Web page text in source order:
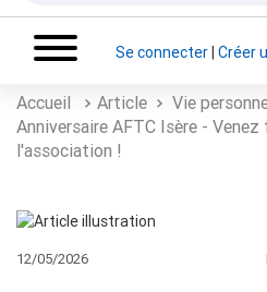
Se connecter| Créer
Accueil Article
Vie
Anniversaire AFTC Isère -
l'association !
12/05/2026